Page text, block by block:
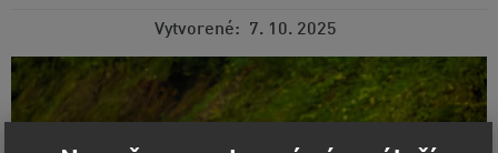
Vytvorené 7. 10. 2025